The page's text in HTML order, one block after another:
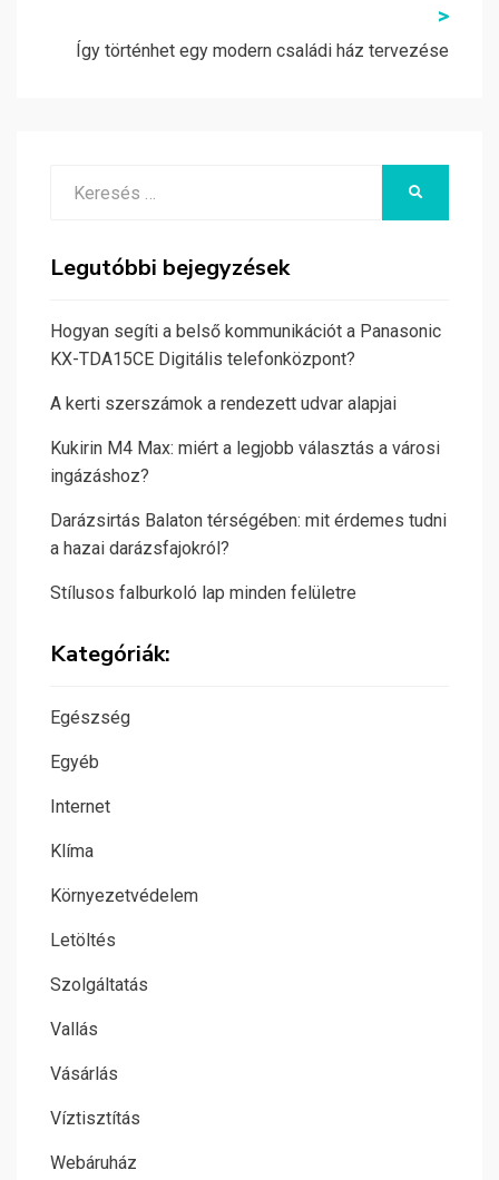
>
Így történhet egy modern családi ház tervezése
Legutóbbi bejegyzések
Hogyan segíti a belső kommunikációt a Panasonic
KX-TDA15CE Digitális telefonközpont?
A kerti szerszámok a rendezett udvar alapjai
Kukirin M4 Max: miért a legjobb választás a városi
ingázáshoz?
Darázsirtás Balaton térségében: mit érdemes tudni
a hazai darázsfajokról?
Stílusos falburkoló lap minden felületre
Kategóriák:
Egészség
Egyéb
Internet
Klíma
Környezetvédelem
Letöltés
Szolgáltatás
Vallás
Vásárlás
Víztisztítás
Webáruház